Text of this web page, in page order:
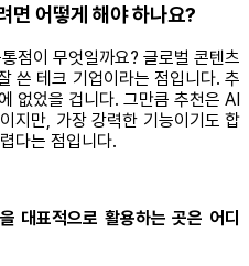
어떻게 해야 하나요?
점이 무엇일까요? 글로벌 콘텐츠
쓴 테크 기업이라는 점입니다. 추
없었을 겁니다. 그만큼 추천은 AI
지만, 가장 강력한 기능이기도 합
다는 점입니다.
대표적으로 활용하는 곳은 어디